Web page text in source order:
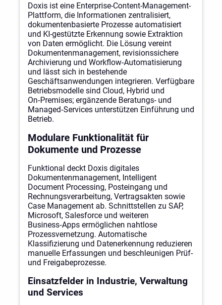
Doxis ist eine Enterprise-Content-Management-
Plattform, die Informationen zentralisiert,
dokumentenbasierte Prozesse automatisiert
und KI-gestützte Erkennung sowie Extraktion
von Daten ermöglicht. Die Lösung vereint
Dokumentenmanagement, revisionssichere
Archivierung und Workflow‑Automatisierung
und lässt sich in bestehende
Geschäftsanwendungen integrieren. Verfügbare
Betriebsmodelle sind Cloud, Hybrid und
On‑Premises; ergänzende Beratungs- und
Managed‑Services unterstützen Einführung und
Betrieb.
Modulare Funktionalität für
Dokumente und Prozesse
Funktional deckt Doxis digitales
Dokumentenmanagement, Intelligent
Document Processing, Posteingang und
Rechnungsverarbeitung, Vertragsakten sowie
Case Management ab. Schnittstellen zu SAP,
Microsoft, Salesforce und weiteren
Business‑Apps ermöglichen nahtlose
Prozessvernetzung. Automatische
Klassifizierung und Datenerkennung reduzieren
manuelle Erfassungen und beschleunigen Prüf-
und Freigabeprozesse.
Einsatzfelder in Industrie, Verwaltung
und Services